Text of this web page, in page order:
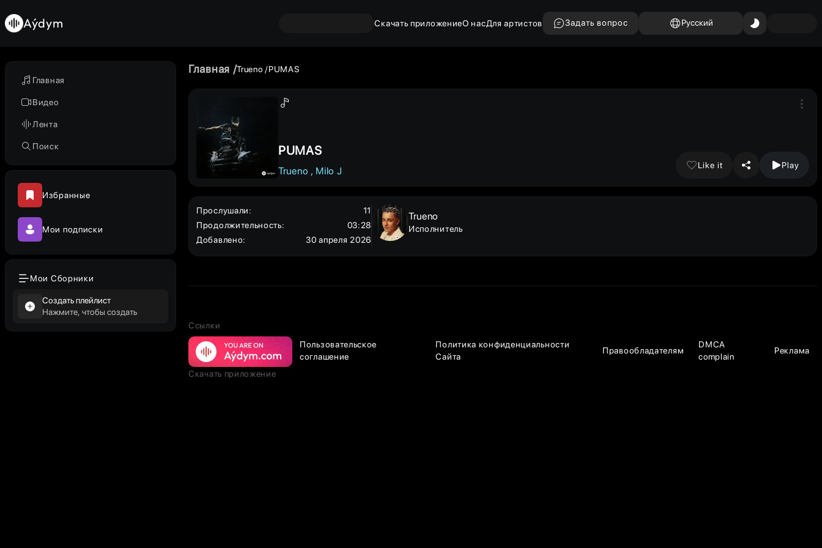
Главная
Видео
Лента
Поиск
Избранные
Мои подписки
Мои Сборники
Создать плейлист
Нажмите, чтобы создать
Aýdym Скачать приложениеО насДля артистов Задать вопрос Русский
Главная Trueno PUMAS
PUMAS
Trueno Milo J
Like it Play
Прослушали:
11
Продолжительность:
03:28
Добавлено: 30 апреля 2026
Trueno
Исполнитель
Ссылки
Пользовательское
соглашение
Политика конфиденциальности
Сайта
Правообладателям
DMCA
complain
Реклама
Скачать приложение